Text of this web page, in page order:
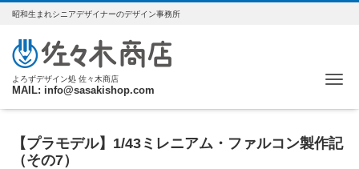
昭和生まれシニアデザイナーのデザイン事務所
よろずデザイン処 佐々木商店
MAIL: info@sasakishop.com
【プラモデル】1/43ミレニアム・ファルコン製作記
（その7）